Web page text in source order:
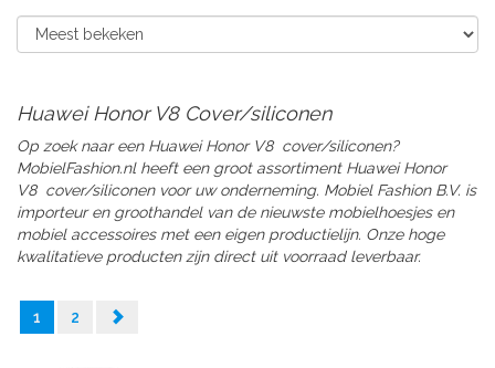
Huawei Honor V8 Cover/siliconen
Op zoek naar een Huawei Honor V8 cover/siliconen?
MobielFashion.nl heeft een groot assortiment Huawei Honor
V8 cover/siliconenvoor uw onderneming. Mobiel Fashion B.V. is
importeur en groothandel van de nieuwste mobielhoesjes en
mobiel accessoires met een eigen productielijn. Onze hoge
kwalitatieve producten zijn direct uit voorraad leverbaar.
1 2